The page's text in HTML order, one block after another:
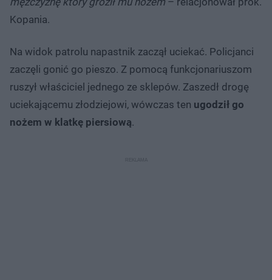
Kopania.
Na widok patrolu napastnik zaczął uciekać. Policjanci
zaczęli gonić go pieszo. Z pomocą funkcjonariuszom
ruszył właściciel jednego ze sklepów. Zaszedł drogę
uciekającemu złodziejowi, wówczas ten ugodził go
nożem w klatkę piersiową.